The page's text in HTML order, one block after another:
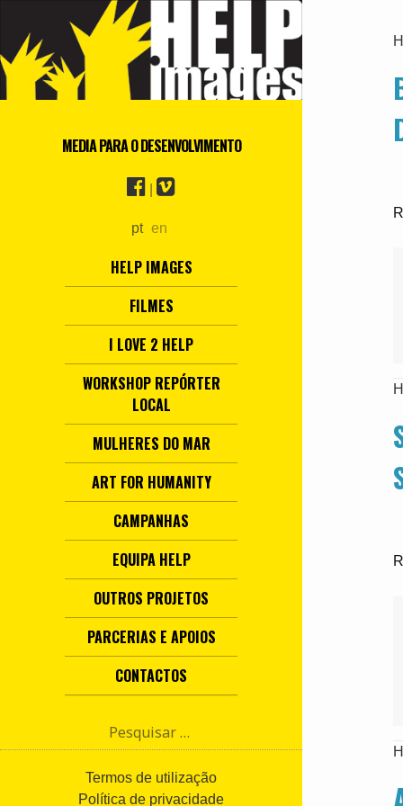
MEDIA PARA O DESENVOLVIMENTO
pt en
HELP IMAGES
FILMES
I LOVE 2 HELP
WORKSHOP REPÓRTER
LOCAL
MULHERES DO MAR
ART FOR HUMANITY
CAMPANHAS
EQUIPA HELP
OUTROS PROJETOS
PARCERIAS E APOIOS
CONTACTOS
s
Termos de utilização
Política de privacidade